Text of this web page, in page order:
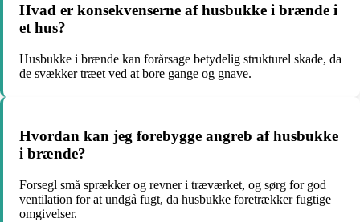
Hvad er konsekvenserne af husbukke i brænde i
et hus?
Husbukke i brænde kan forårsage betydelig strukturel skade, da
de svækker træet ved at bore gange og gnave.
Hvordan kan jeg forebygge angreb af husbukke
i brænde?
Forsegl små sprækker og revner i træværket, og sørg for god
ventilation for at undgå fugt, da husbukke foretrækker fugtige
omgivelser.